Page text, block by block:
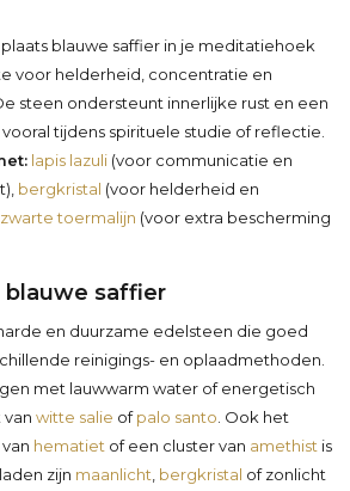
plaats blauwe saffier in je meditatiehoek
voor helderheid, concentratie en
steen ondersteunt innerlijke rust en een
tijdens spirituele studie of reflectie.
lapis lazuli (voor communicatie en
bergkristal (voor helderheid en
zwarte toermalijn (voor extra bescherming
blauwe saffier
en duurzame edelsteen die goed
reinigings- en oplaadmethoden.
met lauwwarm water of energetisch
witte salie ofpalo santo . Ook het
hematiet of een cluster van amethist is
zijn maanlicht bergkristal of zonlicht